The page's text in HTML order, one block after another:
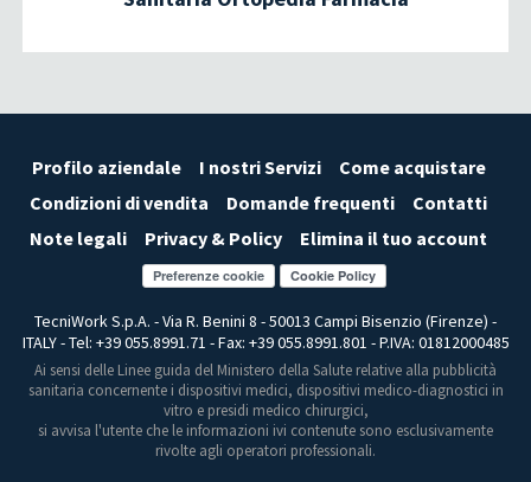
Profilo aziendale I nostri Servizi
Come acquistare
Condizioni di vendita
Domande frequenti
Contatti
Note legali
Privacy & Policy Elimina il tuo account
Preferenze cookie
TecniWork S.p.A. - Via R. Benini 8 - 50013 Campi Bisenzio (Firenze) -
ITALY - Tel: +39 055.8991.71 - Fax: +39 055.8991.801 - P.IVA: 01812000485
Ai sensi delle Linee guida del Ministero della Salute relative alla pubblicità
sanitaria concernente i dispositivi medici, dispositivi medico-diagnostici in
vitro e presidi medico chirurgici,
si avvisa l'utente che le informazioni ivi contenute sono esclusivamente
rivolte agli operatori professionali.